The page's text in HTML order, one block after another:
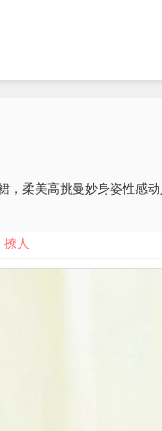
，柔美高挑曼妙身姿性感
撩人